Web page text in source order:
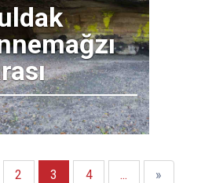
2 3 4 ... Sonraki
»